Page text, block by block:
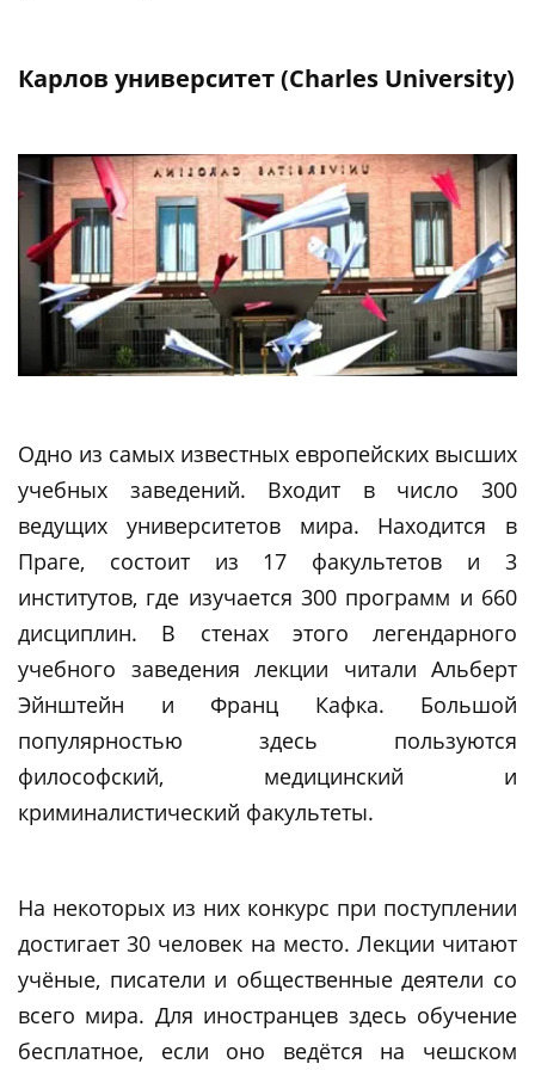
Карлов университет (Сharles University)
Одно из самых известных европейских высших
учебных заведений. Входит в число 300
ведущих университетов мира. Находится в
Праге, состоит из 17 факультетов и 3
институтов, где изучается 300 программ и 660
дисциплин. В стенах этого легендарного
учебного заведения лекции читали Альберт
Эйнштейн и Франц Кафка. Большой
популярностью здесь пользуются
философский, медицинский и
криминалистический факультеты.
На некоторых из них конкурс при поступлении
достигает 30 человек на место. Лекции читают
учёные, писатели и общественные деятели со
всего мира. Для иностранцев здесь обучение
бесплатное, если оно ведётся на чешском